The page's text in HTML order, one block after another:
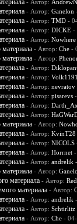
- Автор:
- Автор: Ganelon
- Автор: TMD-
- Автор: DICKE-
- Автор: Nowhere
- Автор: Che-
- Автор:
- Автор:
- Автор:
- Автор: nevratov
- Автор: pisarevs-
- Автор:
- Автор:
- Автор:
- Автор: KvinT28
- Автор: NICOLS
- Автор: Horrnet-
- Автор: andrelik
- Автор:
материала - Автор:
материала - Автор:
- Автор: andrelik
- Автор: Schtirlitz
- Автор: Che- 04-